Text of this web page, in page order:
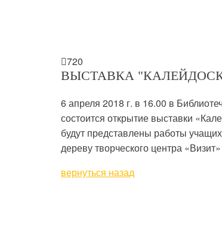
720
ВЫСТАВКА
6 апреля 2018 г. в 16.00 в
состоится открытие выставки
будут представлены работы
дереву творческого центра
вернуться назад